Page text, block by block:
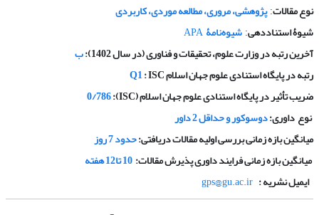
نوع مقالات:پژوهشی، مروری، مطالعه موردی، کاربردی
شیوۀ استناددهی: شیوه‌نامۀAPA
آخرین رتبه در وزارت علوم، تحقیقات و فناوری (در سال 1402):
ب
رتبه در پایگاه استنادی علوم جهان اسلام
Q1: ISC
ضریب تأثیر در پایگاه استنادی علوم جهان اسلام(ISC):
0/786
نوع داوری:دوسوکور و حداقل 2 داور
میانگین بازه زمانی بررسی اولیه مقالات دریافتی:حدود 7 روز
میانگین بازه زمانی فرایند داوری پذیرش مقالات:
ایمیل نشریه : gps@gu.ac.ir